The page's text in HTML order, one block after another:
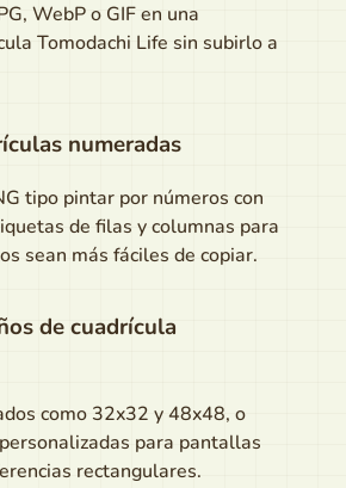
WebP o GIF en una
Tomodachi Life sin subirlo a
numeradas
tipo pintar por números con
de filas y columnas para
sean más fáciles de copiar.
de cuadrícula
como 32x32 y 48x48, o
para pantallas
rectangulares.